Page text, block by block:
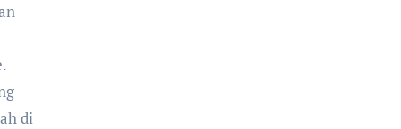
di